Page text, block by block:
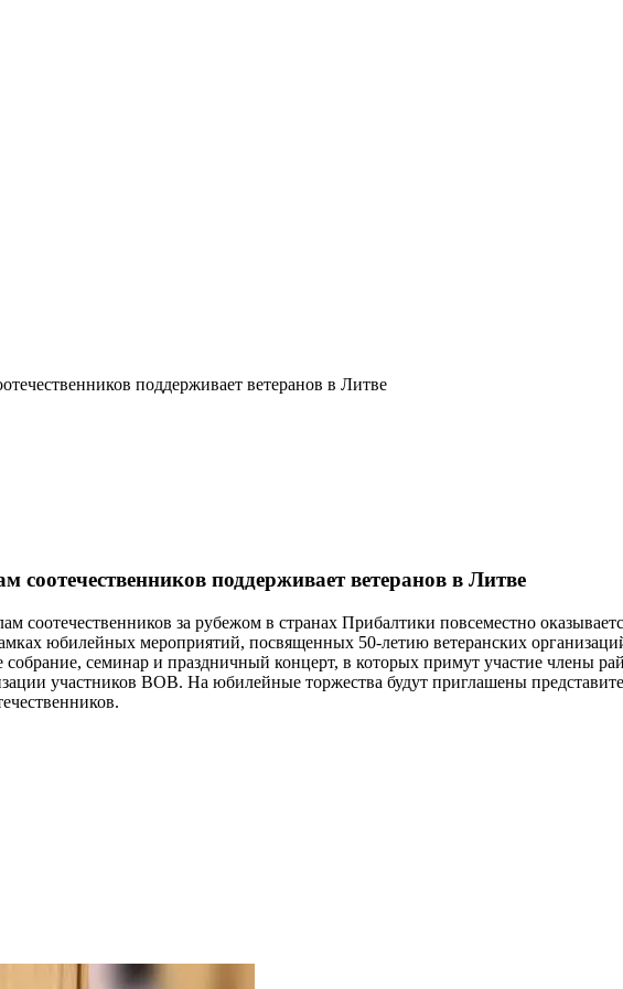
поддерживает ветеранов в Литве
соотечественников поддерживает ветеранов в Литве
соотечественников за рубежом в странах Прибалтики повсеместно
юбилейных мероприятий, посвященных 50-летию ветеранских
собрание, семинар и праздничный концерт, в которых примут участие члены
участников ВОВ. На юбилейные торжества будут приглашены